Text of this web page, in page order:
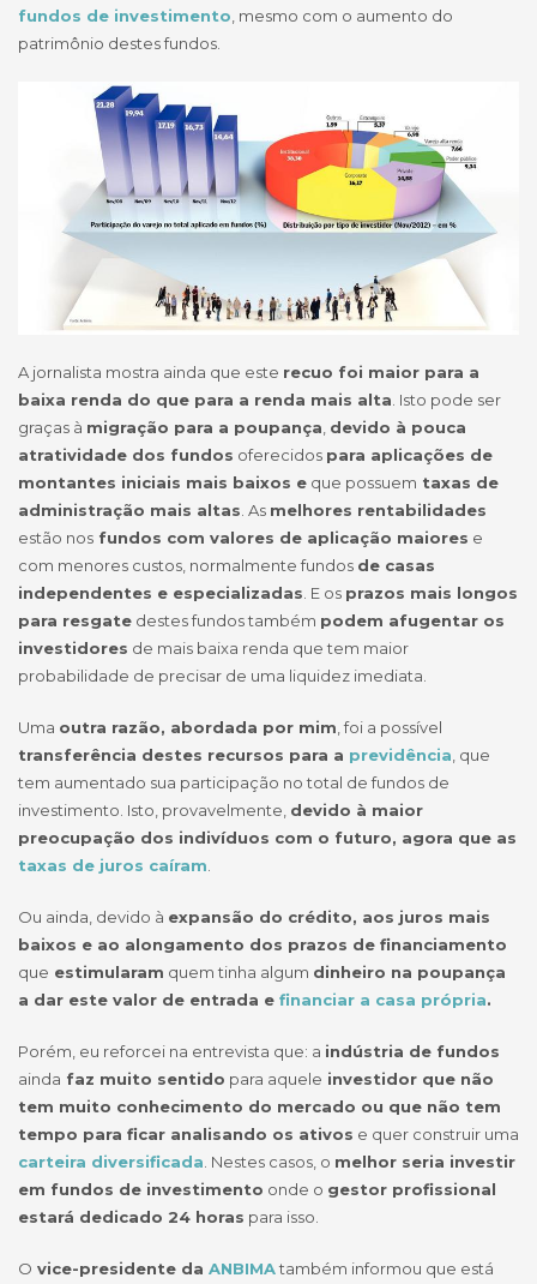
fundos de investimento, mesmo com o aumento do
patrimônio destes fundos.
A jornalista mostra ainda que este recuo foi maior para a
baixa renda do que para a renda mais alta . Isto pode ser
graças à migração para a poupança devido à pouca
atratividade dos fundos oferecidos para aplicações de
montantes iniciais mais baixos e que possuem taxas de
administração mais altas . As melhores rentabilidades
estão nos fundos com valores de aplicação maiores e
com menores custos, normalmente fundos de casas
independentes e especializadas . E os prazos mais longos
para resgate destes fundos também podem afugentar os
investidores de mais baixa renda que tem maior
probabilidade de precisar de uma liquidez imediata.
Uma outra razão, abordada por mim , foi a possível
transferência destes recursos para a previdência , que
tem aumentado sua participação no total de fundos de
investimento. Isto, provavelmente, devido à maior
preocupação dos indivíduos com o futuro, agora que as
taxas de juros caíram
Ou ainda, devido à expansão do crédito, aos juros mais
baixos e ao alongamento dos prazos de financiamento
que estimularam quem tinha algum dinheiro na poupança
a dar este valor de entrada e financiar a casa própria.
Porém, eu reforcei na entrevista que: a indústria de fundos
ainda faz muito sentido para aquele investidor que não
tem muito conhecimento do mercado ou que não tem
tempo para ficar analisando os ativos e quer construir uma
carteira diversificada . Nestes casos, o melhor seria investir
em fundos de investimento onde o gestor profissional
estará dedicado 24 horas para isso.
O vice-presidente da ANBIMAtambém informou que está